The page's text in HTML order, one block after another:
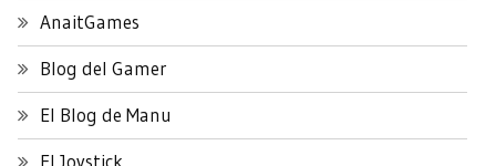
AnaitGames
Blog del Gamer
El Blog de Manu
El Joystick